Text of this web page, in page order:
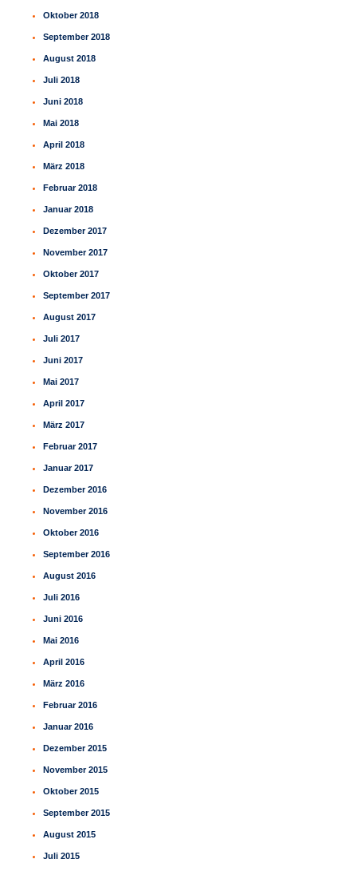
Oktober 2018
September 2018
August 2018
Juli 2018
Juni 2018
Mai 2018
April 2018
März 2018
Februar 2018
Januar 2018
Dezember 2017
November 2017
Oktober 2017
September 2017
August 2017
Juli 2017
Juni 2017
Mai 2017
April 2017
März 2017
Februar 2017
Januar 2017
Dezember 2016
November 2016
Oktober 2016
September 2016
August 2016
Juli 2016
Juni 2016
Mai 2016
April 2016
März 2016
Februar 2016
Januar 2016
Dezember 2015
November 2015
Oktober 2015
September 2015
August 2015
Juli 2015